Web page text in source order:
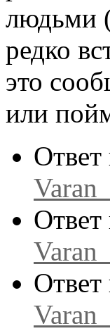
людьми
редко
это
или
Ответ
Ответ
Ответ